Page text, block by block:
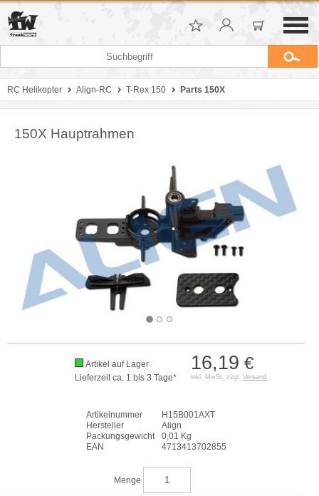
RC Helikopter Align-RC T-Rex 150 Parts 150X
150X Hauptrahmen
16,19 €
inkl. MwSt. zzgl. Versand
Artikel auf Lager
Lieferzeit ca. 1 bis 3 Tage*
Artikelnummer
H15B001AXT
Hersteller
Align
Packungsgewicht
0,01 Kg
EAN
4713413702855
Menge